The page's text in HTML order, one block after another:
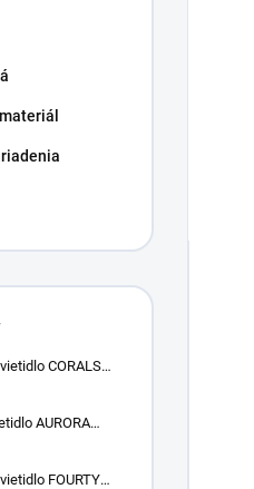
CORALS
AURORA
FOURTY